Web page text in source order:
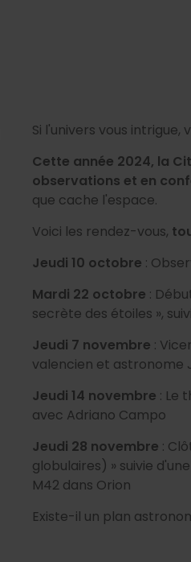
Si l'univers vous intrigue,
Cette année 2024, la
observations et en
que cache l'espace.
Voici les rendez-vous,
Jeudi 10 octobre :
Mardi 22 octobre :
secrète des étoiles »,
Jeudi 7 novembre :
valencien et astronome
Jeudi 14 novembre : Le
avec Adriano Campo
Jeudi 28 novembre :
globulaires) » suivie
M42 dans Orion
Existe-il un plan